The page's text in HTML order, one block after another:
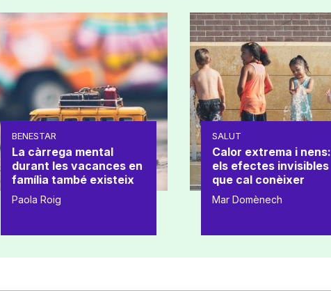
BENESTAR
La càrrega mental
durant les vacances en
família també existeix
Paola Roig
SALUT
Calor extrema i nens:
els efectes invisibles
que cal conèixer
Mar Domènech